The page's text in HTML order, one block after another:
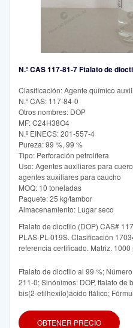
N.º CAS 117-81-7 Ftalato de
Clasificación: Agente químico
N.º CAS: 117-84-0
Otros nombres: DOP
MF: C24H38O4
N.º EINECS: 201-557-4
Pureza: 99 %, 99 %
Tipo: Perforación petrolífera
Uso: Agentes auxiliares para
agentes auxiliares para caucho
MOQ: 10 toneladas
Paquete: 25 kg/tambor
Almacenamiento: Lugar seco
Ftalato de dioctilo (DOP) CAS#
PLAS-PL-019S. Clasificación
referencia certificado. Matriz.
Ftalato de dioctilo al 99 %;
211-0; Sinónimos: DOP, ftalato de
bis(2-etilhexilo)ácido ftálico;
OBTENER PRECIO